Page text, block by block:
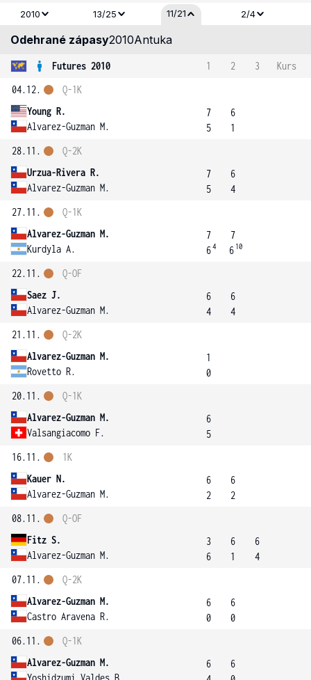
2010 13/25 11/21 2/4
Odehrané zápasy2010Antuka
Futures 2010 1 2 3
Kurs
04.12.
Young R.
Alvarez-Guzman M.
Q-1K
7
5
6
1
28.11.
Urzua-Rivera R.
Alvarez-Guzman M.
Q-2K
7
5
6
4
27.11.
Alvarez-Guzman M.
Kurdyla A.
Q-1K
7
64
7
6 10
22.11.
Saez J.
Alvarez-Guzman M.
Q-OF
6
4
6
4
21.11.
Alvarez-Guzman M.
Rovetto R.
Q-2K
1
0
20.11.
Alvarez-Guzman M.
Valsangiacomo F.
Q-1K
6
5
16.11.
Kauer N.
Alvarez-Guzman M.
1K
6
2
6
2
08.11.
Fitz S.
Alvarez-Guzman M.
Q-OF
3
6
6
1
6
4
07.11.
Alvarez-Guzman M.
Castro Aravena R.
Q-2K
6
0
6
0
06.11.
Alvarez-Guzman M.
Yoshidzumi Valdes B.
Q-1K
6
6